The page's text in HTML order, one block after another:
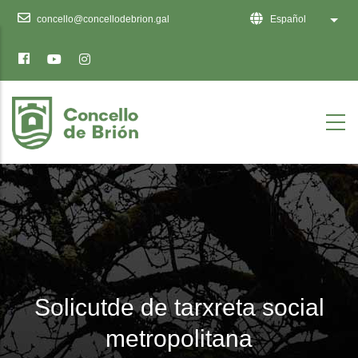
sitio
web
inclúe
un
sistema
de
accesibilidade.
concello@concellodebrion.gal Español Lista
Solicutde de tarxreta social
metropolitana